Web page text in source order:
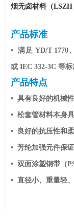
烟无卤材料（LSZH
产品标准
• 满足 YD/T 1770
或 IEC 332-3C 等标
产品特点
• 具有良好的机械
• 松套管材料本身
• 良好的抗压性和
• 芳纶加强元件保
• 双面涂塑钢带（
• 直径小、重量轻